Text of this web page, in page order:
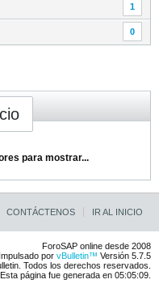
1
0
para mostrar...
CONTÁCTENOS IR AL INICIO
ForoSAP online desde 2008
Impulsado por vBulletin™ Versión 5.7.5
Todos los derechos reservados.
página fue generada en 05:05:09.